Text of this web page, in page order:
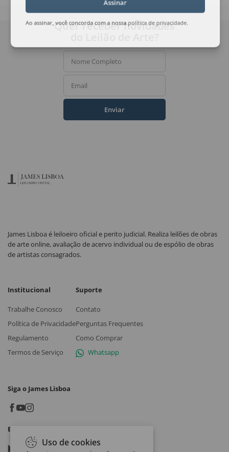
Assinar
Ao assinar, você concorda com a nossa política de privacidade
Quer receber novidades
Nome Completo
Email
Enviar
James Lisboa é leiloeiro oficial e perito judicial. Realiza leilões de obras
de arte online, avaliação de acervo individual ou de espólio de obras
de artistas consagrados.
Institucional
Trabalhe Conosco
Política de Privacidade
Regulamento
Termos de Serviço
Suporte
Contato
Perguntas Frequentes
Como Comprar
Whatsapp
Siga o James Lisboa
Baixe o App
Google play
Uso de cookies